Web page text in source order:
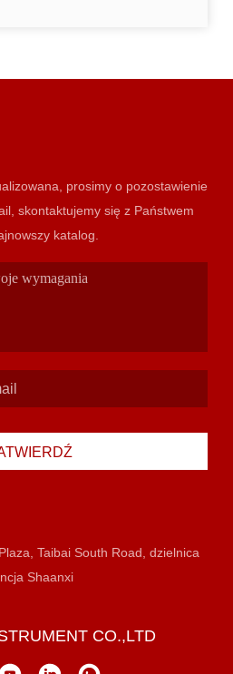
prosimy o pozostawienie
skontaktujemy się z Państwem
najnowszy katalog.
Taibai South Road, dzielnica
Shaanxi
CO.,LTD